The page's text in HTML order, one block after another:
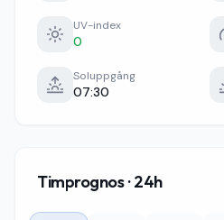
UV-index
0
Soluppgång
07:30
Timprognos · 24h